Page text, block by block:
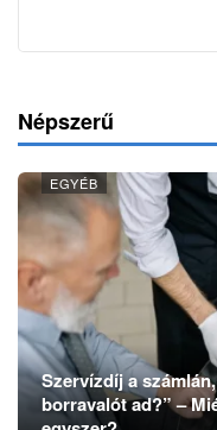
Népszerű
EGYÉB
Szervízdíj a
borravalót ad?” –